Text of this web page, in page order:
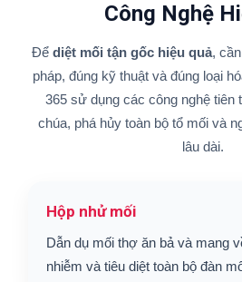
Công Nghệ
Để diệt mối tận gốc hiệu quả,
pháp, đúng kỹ thuật và đúng loại
365 sử dụng các công nghệ tiên
chúa, phá hủy toàn bộ tổ mối và
lâu dài.
Hộp nhử mối
Dẫn dụ mối thợ ăn bả và mang
nhiễm và tiêu diệt toàn bộ đàn